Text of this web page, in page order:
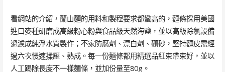
看網站的介紹，蘭山麵的用料和製程要求都蠻高的，麵條採用美國
進口麥種研磨成高級粉心粉與食品級天然海鹽，並以高級除氯設備
過濾成純淨水質製作；不家防腐劑、漂白劑、硼砂，堅持麵皮需經
過六次慢速揉壓、熟成。每一份麵條都用精選品紅束帶束好，並以
人工踢除長度不一樣麵條，並加份量至80g。